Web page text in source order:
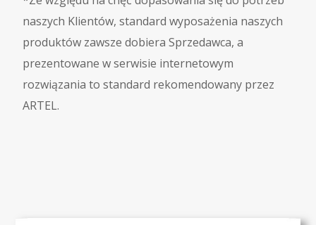
naszych Klientów, standard wyposażenia naszych
produktów zawsze dobiera Sprzedawca, a
prezentowane w serwisie internetowym
rozwiązania to standard rekomendowany przez
ARTEL.